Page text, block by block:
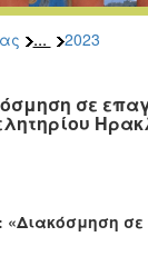
... 2023
σε
«Διακόσμηση